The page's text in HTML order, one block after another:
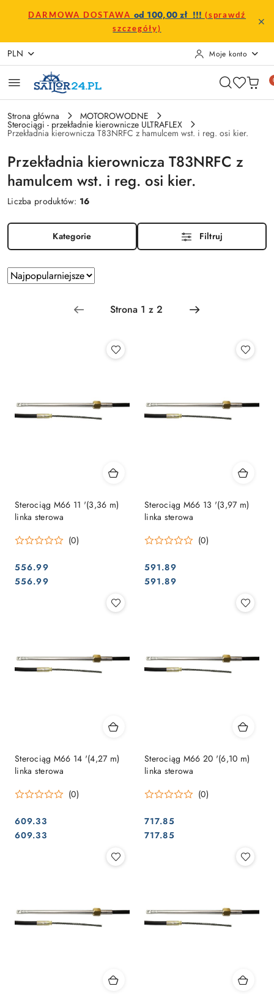
Przejdź do treści głównej
Przejdź do wyszukiwarki
Przejdź do moje konto
Przejdź do menu głównego
Przejdź do stopki
DARMOWA DOSTAWA od 100,00 zł !!! (sprawdź
szczegóły)
PLN Moje konto
Strona główna MOTOROWODNE
Sterociągi - przekładnie kierownicze ULTRAFLEX
Przekładnia kierownicza T83NRFC z hamulcem wst. i reg. osi kier.
Przekładnia kierownicza T83NRFC z
hamulcem wst. i reg. osi kier.
Liczba produktów: 16
Kategorie Filtruj
Zastosowano
sortowanie:
Najpopularniejsze.
Sortuj
według
Sterociąg M66 11 '(3,36 m)
linka sterowa
(0)
Cena:
556.99
Cena:
556.99
Sterociąg M66 13 '(3,97 m)
linka sterowa
(0)
Cena:
591.89
Cena:
591.89
Sterociąg M66 14 '(4,27 m)
linka sterowa
(0)
Cena:
609.33
Cena:
609.33
Sterociąg M66 20 '(6,10 m)
linka sterowa
(0)
Cena:
717.85
Cena:
717.85